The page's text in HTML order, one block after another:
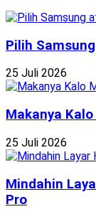
Pilih
25 Juli 2026
Makanya
25 Juli 2026
Mindahin
Pro